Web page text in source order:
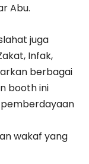
Abu.
juga
Infak,
berbagai
booth ini
wakaf yang